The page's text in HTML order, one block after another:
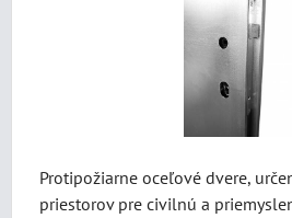
Protipožiarne oceľové dvere,
priestorov pre civilnú a